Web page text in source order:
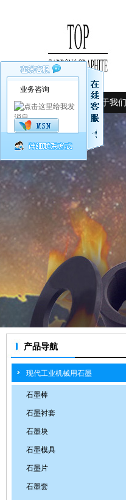
网站首页 关于我们
产品导航
现代工业机械用石墨
石墨棒
石墨衬套
石墨块
石墨模具
石墨片
石墨套
业务咨询